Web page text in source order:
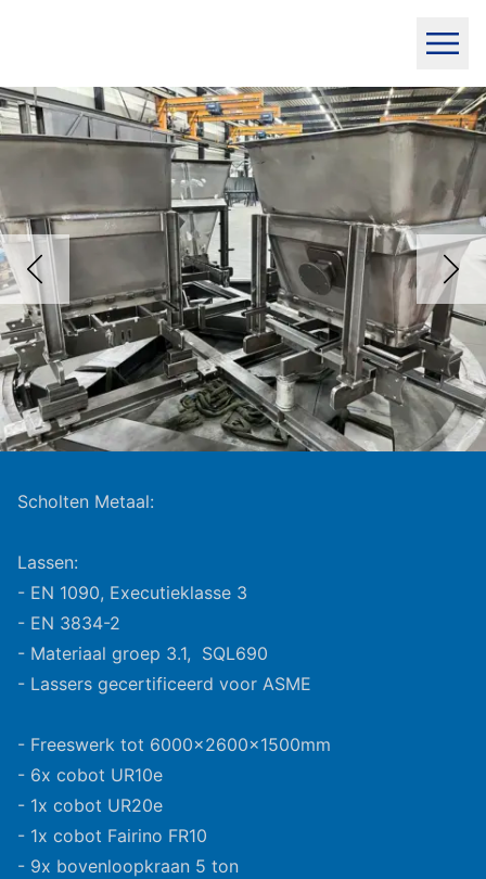
Scholten Metaal:
Lassen:
- EN 1090, Executieklasse 3
- EN 3834-2
- Materiaal groep 3.1, SQL690
- Lassers gecertificeerd voor ASME
- Freeswerk tot 6000x2600x1500mm
- 6x cobot UR10e
- 1x cobot UR20e
- 1x cobot Fairino FR10
- 9x bovenloopkraan 5 ton